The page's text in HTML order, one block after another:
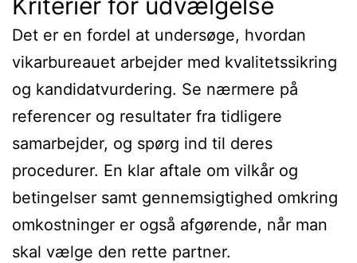
Kriterier for udvælgelse
Det er en fordel at undersøge, hvordan
vikarbureauet arbejder med kvalitetssikring
og kandidatvurdering. Se nærmere på
referencer og resultater fra tidligere
samarbejder, og spørg ind til deres
procedurer. En klar aftale om vilkår og
betingelser samt gennemsigtighed omkring
omkostninger er også afgørende, når man
skal vælge den rette partner.